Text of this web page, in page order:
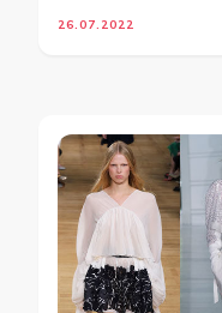
26.07.2022